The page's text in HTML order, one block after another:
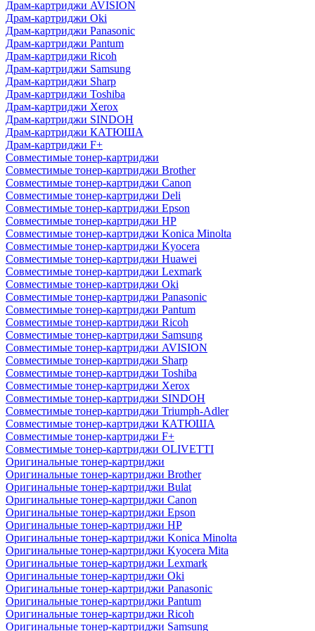
Драм-картриджи AVISION
Драм-картриджи Oki
Драм-картриджи Panasonic
Драм-картриджи Pantum
Драм-картриджи Ricoh
Драм-картриджи Samsung
Драм-картриджи Sharp
Драм-картриджи Toshiba
Драм-картриджи Xerox
Драм-картриджи SINDOH
Драм-картриджи КАТЮША
Драм-картриджи F+
Совместимые тонер-картриджи
Совместимые тонер-картриджи Brother
Совместимые тонер-картриджи Canon
Совместимые тонер-картриджи Deli
Совместимые тонер-картриджи Epson
Совместимые тонер-картриджи HP
Совместимые тонер-картриджи Konica Minolta
Совместимые тонер-картриджи Kyocera
Совместимые тонер-картриджи Huawei
Совместимые тонер-картриджи Lexmark
Совместимые тонер-картриджи Oki
Совместимые тонер-картриджи Panasonic
Совместимые тонер-картриджи Pantum
Совместимые тонер-картриджи Ricoh
Совместимые тонер-картриджи Samsung
Совместимые тонер-картриджи AVISION
Совместимые тонер-картриджи Sharp
Совместимые тонер-картриджи Toshiba
Совместимые тонер-картриджи Xerox
Совместимые тонер-картриджи SINDOH
Совместимые тонер-картриджи Triumph-Adler
Совместимые тонер-картриджи КАТЮША
Совместимые тонер-картриджи F+
Совместимые тонер-картриджи OLIVETTI
Оригинальные тонер-картриджи
Оригинальные тонер-картриджи Brother
Оригинальные тонер-картриджи Bulat
Оригинальные тонер-картриджи Canon
Оригинальные тонер-картриджи Epson
Оригинальные тонер-картриджи HP
Оригинальные тонер-картриджи Konica Minolta
Оригинальные тонер-картриджи Kyocera Mita
Оригинальные тонер-картриджи Lexmark
Оригинальные тонер-картриджи Oki
Оригинальные тонер-картриджи Panasonic
Оригинальные тонер-картриджи Pantum
Оригинальные тонер-картриджи Ricoh
Оригинальные тонер-картриджи Samsung